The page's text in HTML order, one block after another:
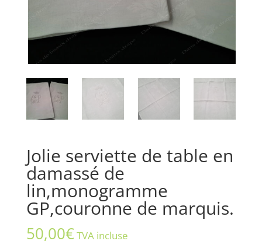
Jolie serviette de table en
damassé de
lin,monogramme
GP,couronne de marquis.
50,00€TVA incluse